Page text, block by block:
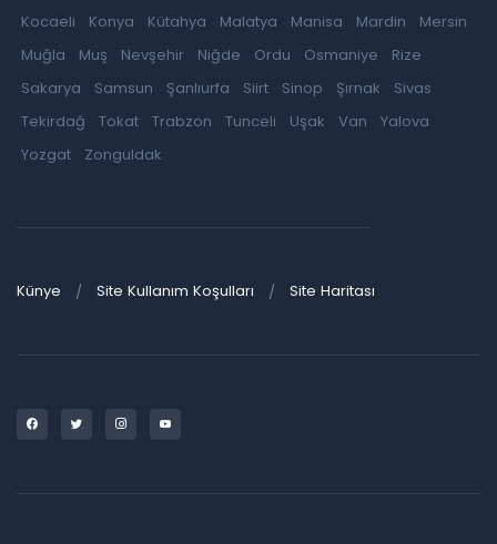
Kocaeli
Konya Kütahya Malatya Manisa Mardin
Mersin
Muğla
Muş Nevşehir Niğde Ordu Osmaniye
Rize
Sakarya
Samsun Şanlıurfa Siirt Sinop Şırnak
Sivas
Tekirdağ
Tokat Trabzon Tunceli Uşak Van
Yalova
Yozgat
Zonguldak
Künye Site Kullanım Koşulları Site Haritası